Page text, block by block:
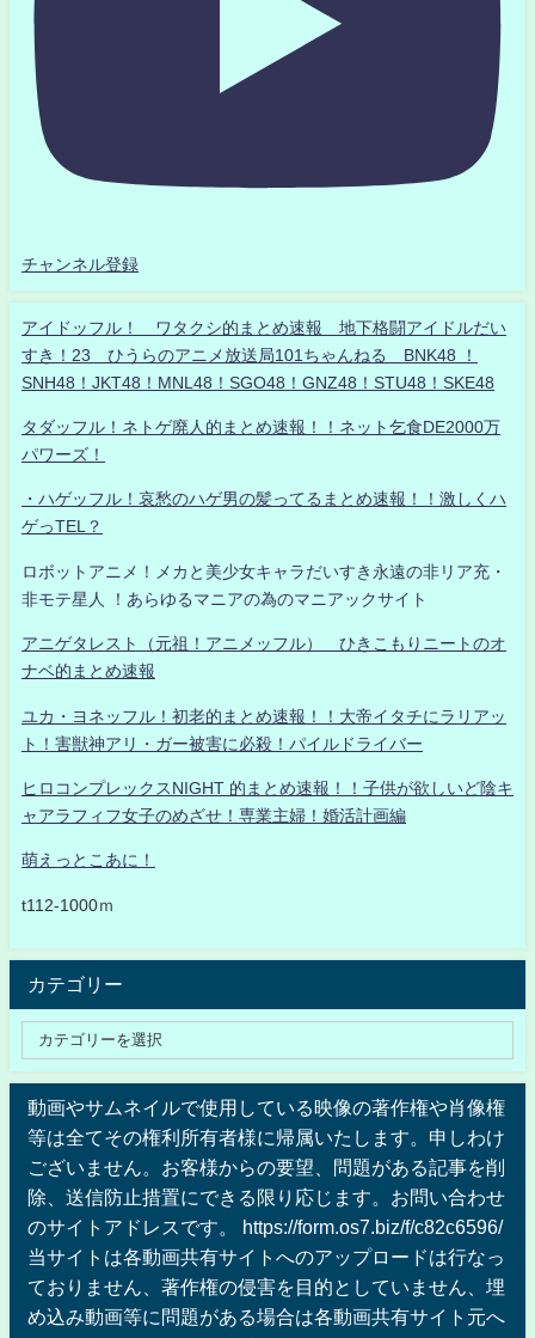
チャンネル登録
アイドッフル！ ワタクシ的まとめ速報 地下格闘アイドルだい
すき！23 ひうらのアニメ放送局101ちゃんねる BNK48 ！
SNH48！JKT48！MNL48！SGO48！GNZ48！STU48！SKE48
タダッフル！ネトゲ廃人的まとめ速報！！ネット乞食DE2000万
パワーズ！
・ハゲッフル！哀愁のハゲ男の髪ってるまとめ速報！！激しくハ
ゲっTEL？
ロボットアニメ！メカと美少女キャラだいすき永遠の非リア充・
非モテ星人 ！あらゆるマニアの為のマニアックサイト
アニゲタレスト（元祖！アニメッフル） ひきこもりニートのオ
ナベ的まとめ速報
ユカ・ヨネッフル！初老的まとめ速報！！大帝イタチにラリアッ
ト！害獣神アリ・ガー被害に必殺！パイルドライバー
ヒロコンプレックスNIGHT 的まとめ速報！！子供が欲しいど陰キ
ャアラフィフ女子のめざせ！専業主婦！婚活計画編
萌えっとこあに！
t112-1000ｍ
カテゴリー
動画やサムネイルで使用している映像の著作権や肖像権
等は全てその権利所有者様に帰属いたします。申しわけ
ございません。お客様からの要望、問題がある記事を削
除、送信防止措置にできる限り応じます。お問い合わせ
のサイトアドレスです。 https://form.os7.biz/f/c82c6596/
当サイトは各動画共有サイトへのアップロードは行なっ
ておりません、著作権の侵害を目的としていません、埋
め込み動画等に問題がある場合は各動画共有サイト元へ